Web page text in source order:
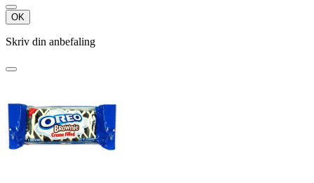
OK
Skriv din anbefaling